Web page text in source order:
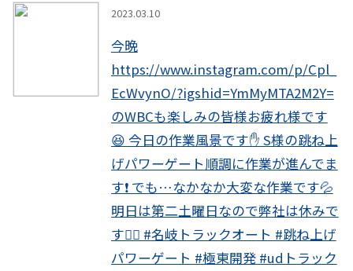
2023.03.10
今晩
https://www.instagram.com/p/Cpl_
EcWvynO/?igshid=YmMyMTA2M2Y=
のWBCも楽しみの皆様お疲れ様です
😆 今日の作業風景です✋ S様の跳ね上
げパワーゲート順調に作業が進んでま
す❗️ でも…なかなか大変な作業です💦
明日は第二土曜日なので弊社は休みで
す🙇‍♂️ #名岐トラックオート #跳ね上げ
パワーゲート #極東開発 #udトラック